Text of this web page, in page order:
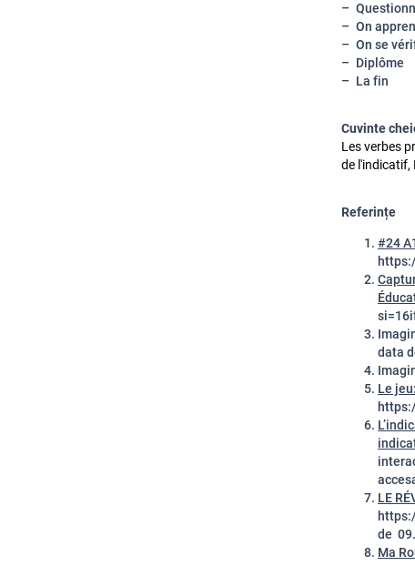
On
On se
Diplôme
La fin
Cuvinte
Les verbes
de l'indicatif,
Referințe
#24
data
Le
LE
de
Ma